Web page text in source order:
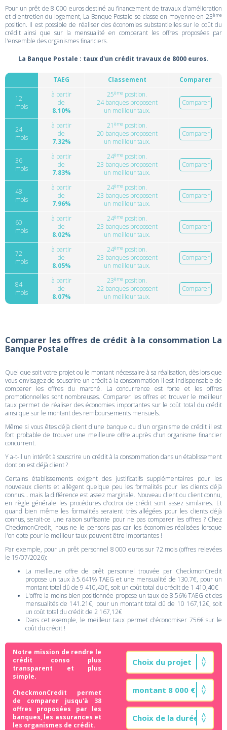
Pour un prêt de 8 000 euros destiné au financement de travaux d'amélioration
et d'entretien du logement, La Banque Postale se classe en moyenne en 23ème
position. Il est possible de réaliser des économies substantielles sur le coût du
crédit ainsi que sur la mensualité en comparant les offres proposées par
l'ensemble des organismes financiers.
La Banque Postale : taux d'un crédit travaux de 8000 euros.
TAEG Classement Comparer
12
mois
à partir
de
8.10%
25ème position.
24 banques proposent
un meilleur taux.
Comparer
24
mois
à partir
de
7.32%
21 ème position.
20 banques proposent
un meilleur taux.
Comparer
36
mois
à partir
de
7.83%
24ème position.
23 banques proposent
un meilleur taux.
Comparer
48
mois
à partir
de
7.96%
24ème position.
23 banques proposent
un meilleur taux.
Comparer
60
mois
à partir
de
8.02%
24ème position.
23 banques proposent
un meilleur taux.
Comparer
72
mois
à partir
de
8.05%
24ème position.
23 banques proposent
un meilleur taux.
Comparer
84
mois
à partir
de
8.07%
23ème position.
22 banques proposent
un meilleur taux.
Comparer
Comparer les offres de crédit à la consommation La
Banque Postale
Quel que soit votre projet ou le montant nécessaire à sa réalisation, dès lors que
vous envisagez de souscrire un crédit à la consommation il est indispensable de
comparer les offres du marché. La concurrence est forte et les offres
promotionnelles sont nombreuses. Comparer les offres et trouver le meilleur
taux permet de réaliser des économies importantes sur le coût total du crédit
ainsi que sur le montant des remboursements mensuels.
Même si vous êtes déjà client d'une banque ou d'un organisme de crédit il est
fort probable de trouver une meilleure offre auprès d'un organisme financier
concurrent.
Y a-t-il un intérêt à souscrire un crédit à la consommation dans un établissement
dont on est déjà client ?
Certains établissements exigent des justificatifs supplémentaires pour les
nouveaux clients et allègent quelque peu les formalités pour les clients déjà
connus... mais la différence est assez marginale. Nouveau client ou client connu,
en règle générale les procédures d'octroi de crédit sont assez similaires. Et
quand bien même les formalités seraient très allégées pour les clients déjà
connus, serait-ce une raison suffisante pour ne pas comparer les offres ? Chez
CheckmonCredit, nous ne le pensons pas car les économies réalisées lorsque
l'on opte pour le meilleur taux peuvent être importantes !
Par exemple, pour un prêt personnel 8 000 euros sur 72 mois (offres relevées
le 19/07/2026):
La meilleure offre de prêt personnel trouvée par CheckmonCredit
propose un taux à 5.641% TAEG et une mensualité de 130.7€, pour un
montant total dû de 9 410,40€, soit un coût total du crédit de 1 410,40€
L'offre la moins bien positionnée propose un taux de 8.56% TAEG et des
mensualités de 141.21€, pour un montant total dû de 10 167,12€, soit
un coût total du crédit de 2 167,12€
Dans cet exemple, le meilleur taux permet d'économiser 756€ sur le
coût du crédit !
Notre mission de rendre le
crédit conso plus
transparent et plus
simple.
CheckmonCredit permet
de comparer jusqu'à 38
offres proposées par les
banques, les assurances et
les organismes de crédit.